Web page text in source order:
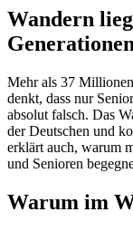
Wandern
Generationen
Mehr als 37
denkt, dass nur
absolut falsch. Das
der Deutschen und
erklärt auch, warum
und Senioren
Warum im